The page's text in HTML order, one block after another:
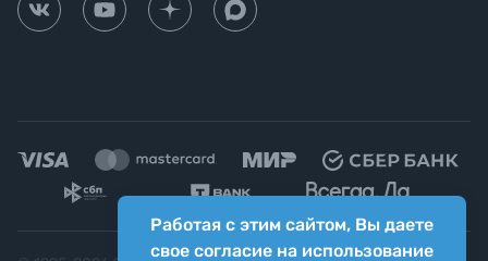
Работая с этим сайтом, Вы даете
свое согласие на использование